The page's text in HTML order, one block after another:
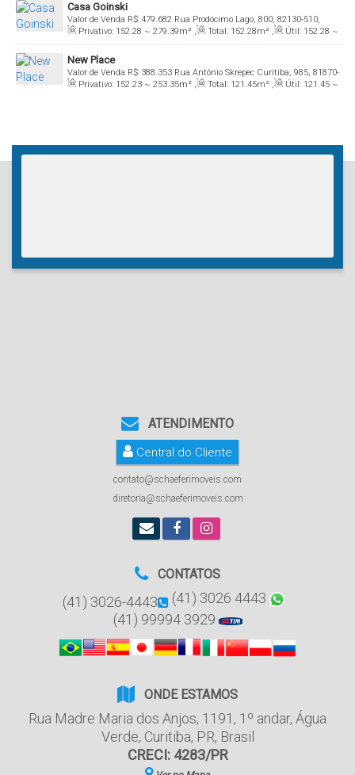
Casa Goinski
R$ 479.682
Valor de Venda
Rua Prodócimo Lago, 800, 82130-510,
Taboão, Curitiba, Paraná, Brasil
Privativo: 152.28 ~ 279.39m² , Total: 152.28m² , Útil: 152.28 ~
279.39m²
New Place
R$ 388.353
Valor de Venda
Rua Antônio Skrepec Curitiba, 985, 81870-
450, Pinheirinho, Curitiba, Paraná, Brasil
Privativo: 152.23 ~ 253.35m² , Total: 121 .45m² , Útil: 121 .45 ~
ATENDIMENTO
Central do Cliente
contato@schaeferimoveis.com
diretoria@schaeferimoveis.com
CONTATOS
(41) 3026-4443
(41) 3026 4443
(41) 99994 3929
ONDE ESTAMOS
Rua Madre Maria dos Anjos, 1191 , 1º andar, Água
Verde, Curitiba, PR, Brasil
CRECI: 4283/PR